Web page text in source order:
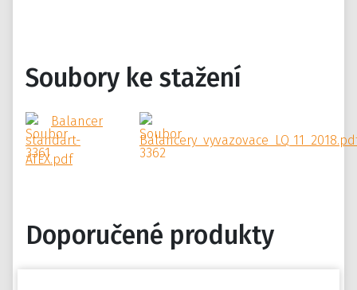
Soubory ke stažení
Balancer
standart-
ATEX.pdf
Doporučené produkty